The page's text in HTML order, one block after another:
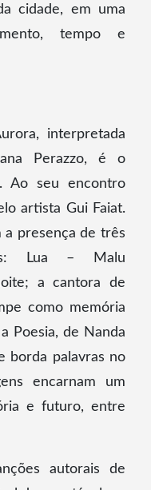
cidade, em uma
tempo e
interpretada
Perazzo, é o
Ao seu encontro
artista Gui Faiat.
a presença de três
Lua – Malu
a cantora de
como memória
Poesia, de Nanda
borda palavras no
encarnam um
e futuro, entre
autorais de